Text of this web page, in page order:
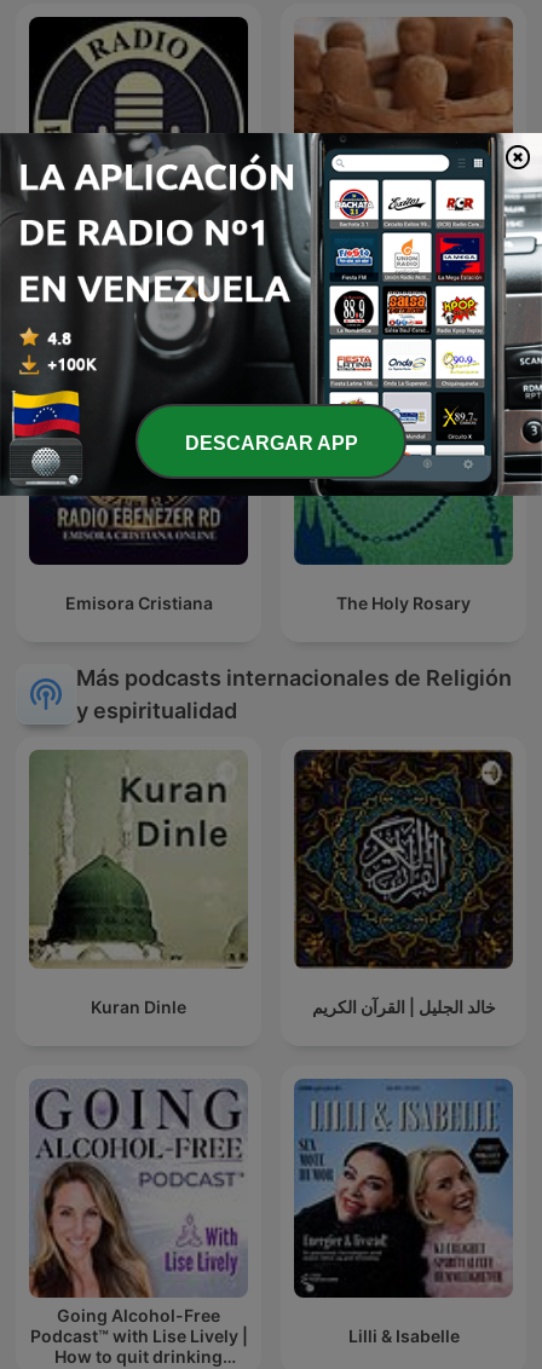
Radio Cristiana Online Vida Cristiana
Emisora Cristiana The Holy Rosary
Más podcasts internacionales de Religión
y espiritualidad
Kuran Dinle خالد الجليل | القرآن الكريم
Going Alcohol-Free
Podcast™ with Lise Lively |
How to quit drinking
Lilli & Isabelle
DESCARGAR APP